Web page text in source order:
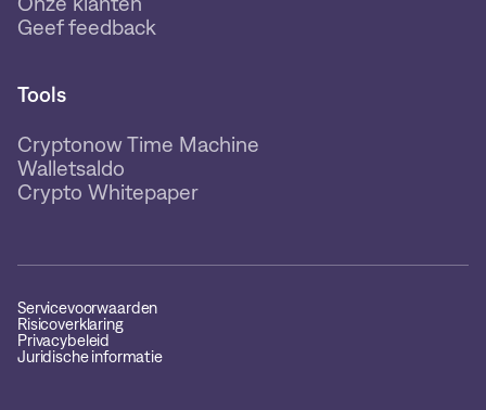
Geef feedback
Tools
Cryptonow Time Machine
Walletsaldo
Crypto Whitepaper
Servicevoorwaarden
Risicoverklaring
Privacybeleid
Juridische informatie